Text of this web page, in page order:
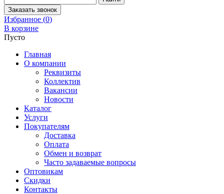
Избранное (0)
В корзине
Пусто
Главная
О компании
Реквизиты
Коллектив
Вакансии
Новости
Каталог
Услуги
Покупателям
Доставка
Оплата
Обмен и возврат
Часто задаваемые вопросы
Оптовикам
Скидки
Контакты